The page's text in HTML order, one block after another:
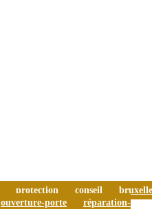
protection conseil
ouverture-porte
réparation-